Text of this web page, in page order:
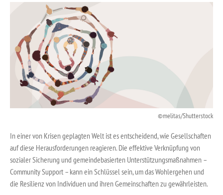
melitas/Shutterstock
In einer von Krisen geplagten Welt ist es entscheidend, wie Gesellschaften
auf diese Herausforderungen reagieren. Die effektive Verknüpfung von
sozialer Sicherung und gemeindebasierten Unterstützungsmaßnahmen –
Community Support – kann ein Schlüssel sein, um das Wohlergehen und
die Resilienz von Individuen und ihren Gemeinschaften zu gewährleisten.